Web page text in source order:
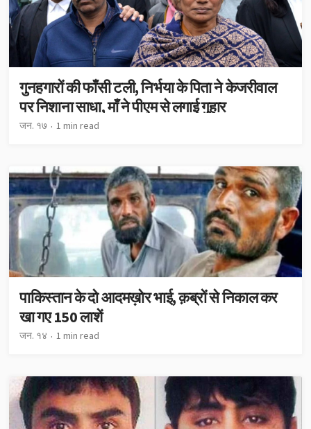
गुनहगारों की फाँसी टली, निर्भया के पिता ने केजरीवाल
पर निशाना साधा, माँ ने पीएम से लगाई गुहार
जन. १७ 1 min read
पाकिस्तान के दो आदमख़ोर भाई, क़ब्रों से निकाल कर
खा गए 150 लाशें
जन. १४ 1 min read